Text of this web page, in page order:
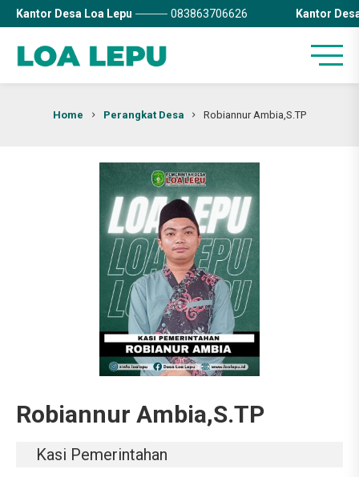
Kantor Desa Loa Lepu 083863706626 Kantor
Home Perangkat Desa Robiannur Ambia,S.TP
Robiannur Ambia,S.TP
Kasi Pemerintahan